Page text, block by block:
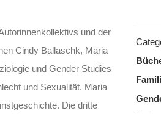
und der
Cindy Ballaschk, Maria
und Gender Studies
und Sexualität. Maria
Die dritte